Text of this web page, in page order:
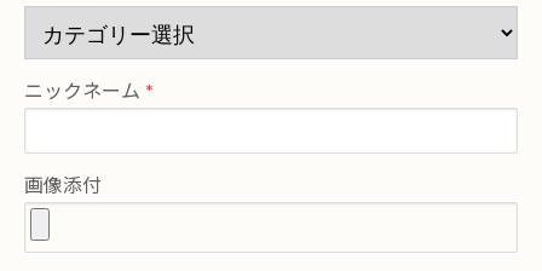
ニックネーム
画像添付